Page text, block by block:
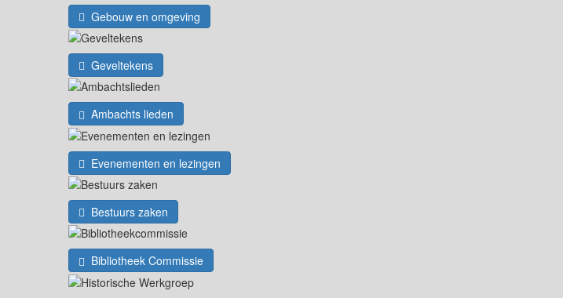
Gebouw en omgeving
Geveltekens
Ambachts lieden
Evenementen en lezingen
Bestuurs zaken
Bibliotheek Commissie